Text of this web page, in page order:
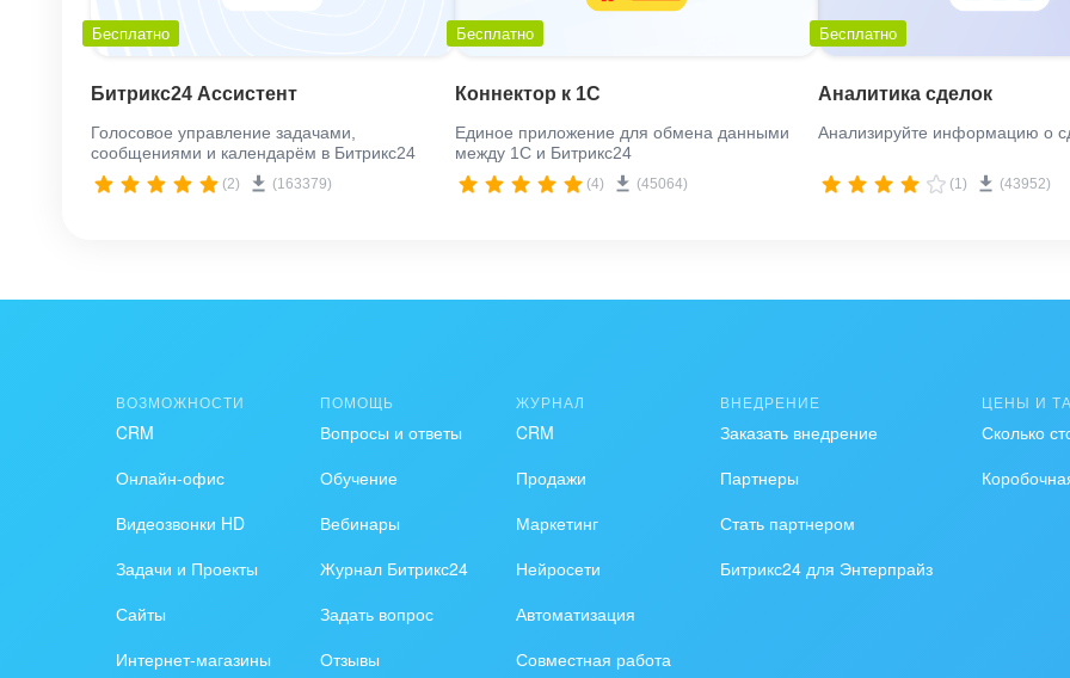
Бесплатно
Битрикс24 Ассистент
Голосовое управление задачами,
сообщениями и календарём в Битрикс24
(2) (163379)
Бесплатно
Коннектор к 1С
Единое приложение для обмена данными
между 1С и Битрикс24
(4) (45064)
Бесплатно
Аналитика сделок
Анализируйте информацию о
(1) (43952)
ВОЗМОЖНОСТИ
CRM
Онлайн-офис
Видеозвонки HD
Задачи и Проекты
Сайты
Интернет-магазины
ПОМОЩЬ
Вопросы и ответы
Обучение
Вебинары
Журнал Битрикс24
Задать вопрос
Отзывы
ЖУРНАЛ
CRM
Продажи
Маркетинг
Нейросети
Автоматизация
Совместная работа
ВНЕДРЕНИЕ
Заказать внедрение
Партнеры
Стать партнером
Битрикс24 для Энтерпрайз
ЦЕНЫ И
Сколько